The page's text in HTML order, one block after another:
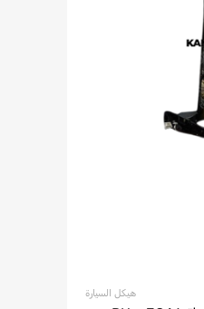
هيكل السيارة